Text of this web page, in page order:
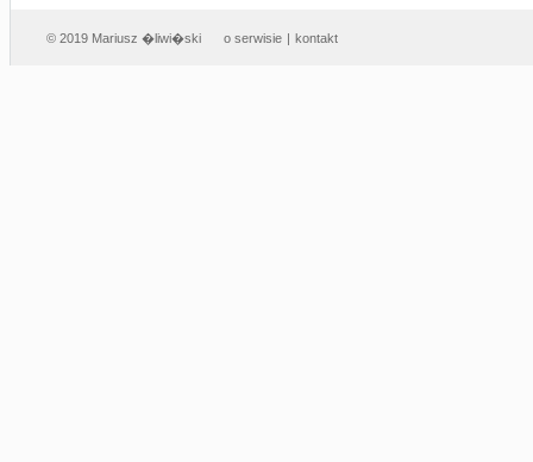
© 2019 Mariusz �liwi�ski o serwisie | kontakt